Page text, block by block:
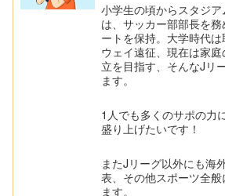
小学生の頃からスタジ
は、サッカー部部長を
ートを保持。大学時代
ウェイ遠征、現在は家
立を目指す、そんなJリ
ます。
1人でも多くのサポの力
盛り上げたいです！
またJリーグ以外にも海
表、その他スポーツ全
ます。